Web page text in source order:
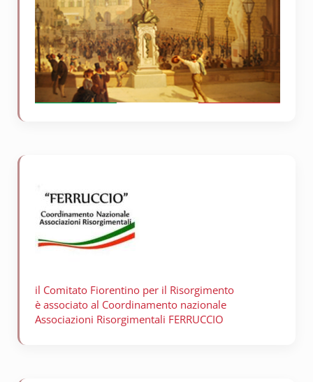
il Comitato Fiorentino per il Risorgimento
è associato al Coordinamento nazionale
Associazioni Risorgimentali FERRUCCIO